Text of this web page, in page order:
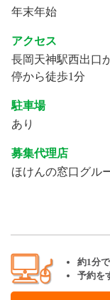
年末年始
アクセス
長岡天神駅西出口
停から徒歩1分
駐車場
あり
募集代理店
ほけんの窓口グル
約1分
予約を